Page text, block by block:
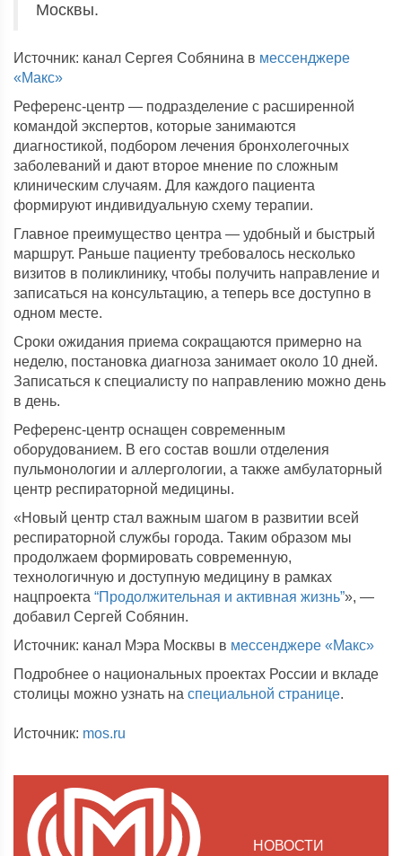
Москвы.
Источник: канал Сергея Собянина в мессенджере
«Макс»
Референс-центр — подразделение с расширенной
командой экспертов, которые занимаются
диагностикой, подбором лечения бронхолегочных
заболеваний и дают второе мнение по сложным
клиническим случаям. Для каждого пациента
формируют индивидуальную схему терапии.
Главное преимущество центра — удобный и быстрый
маршрут. Раньше пациенту требовалось несколько
визитов в поликлинику, чтобы получить направление и
записаться на консультацию, а теперь все доступно в
одном месте.
Сроки ожидания приема сокращаются примерно на
неделю, постановка диагноза занимает около 10 дней.
Записаться к специалисту по направлению можно день
в день.
Референс-центр оснащен современным
оборудованием. В его состав вошли отделения
пульмонологии и аллергологии, а также амбулаторный
центр респираторной медицины.
«Новый центр стал важным шагом в развитии всей
респираторной службы города. Таким образом мы
продолжаем формировать современную,
технологичную и доступную медицину в рамках
нацпроекта “Продолжительная и активная жизнь”», —
добавил Сергей Собянин.
Источник: канал Мэра Москвы в мессенджере «Макс»
Подробнее о национальных проектах России и вкладе
столицы можно узнать на специальной странице.
Источник: mos.ru
НОВОСТИ